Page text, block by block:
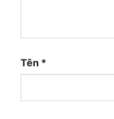
Tên *